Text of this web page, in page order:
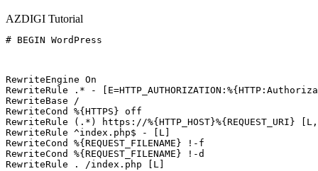
AZDIGI Tutorial
# BEGIN WordPress
RewriteEngine On
RewriteRule .* -
RewriteBase /
RewriteCond %{HTTPS} off
RewriteRule (.*) https://%{HTTP_HOST}%{REQUEST_URI}
RewriteRule ^index.php$ - [L]
RewriteCond %{REQUEST_FILENAME} !-f
RewriteCond %{REQUEST_FILENAME} !-d
RewriteRule . /index.php [L]